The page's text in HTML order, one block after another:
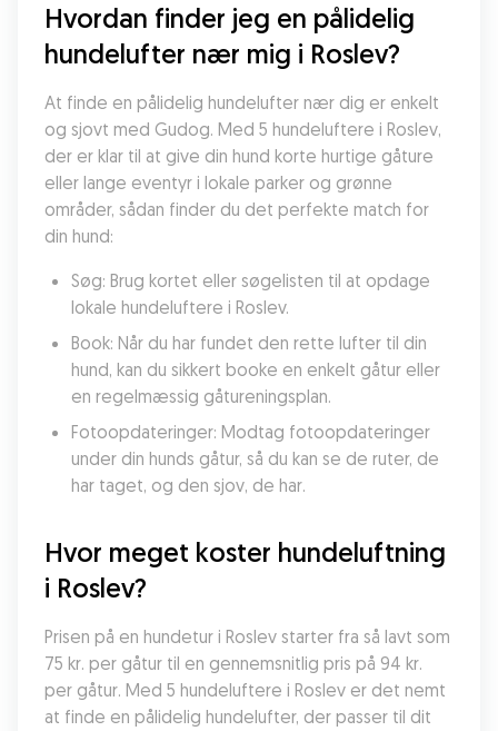
Hvordan finder jeg en pålidelig
hundelufter nær mig i Roslev?
At finde en pålidelig hundelufter nær dig er enkelt
og sjovt med Gudog. Med 5 hundeluftere i Roslev,
der er klar til at give din hund korte hurtige gåture
eller lange eventyr i lokale parker og grønne
områder, sådan finder du det perfekte match for
din hund:
Søg: Brug kortet eller søgelisten til at opdage
lokale hundeluftere i Roslev.
Book: Når du har fundet den rette lufter til din
hund, kan du sikkert booke en enkelt gåtur eller
en regelmæssig gåtureningsplan.
Fotoopdateringer: Modtag fotoopdateringer
under din hunds gåtur, så du kan se de ruter, de
har taget, og den sjov, de har.
Hvor meget koster hundeluftning
i Roslev?
Prisen på en hundetur i Roslev starter fra så lavt som
75 kr. per gåtur til en gennemsnitlig pris på 94 kr.
per gåtur. Med 5 hundeluftere i Roslev er det nemt
at finde en pålidelig hundelufter, der passer til dit